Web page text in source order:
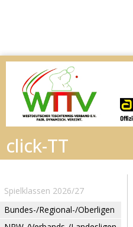
Spielklassen 2026/27
Bundes-/Regional-/Oberligen